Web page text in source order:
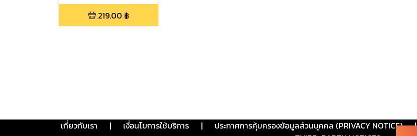
219.00 ฿
เกี่ยวกับเรา | เงื่อนไขการใช้บริการ | ประกาศการคุ้มครองข้อมูลส่วนบุคคล (PRIVACY NOTICE) |